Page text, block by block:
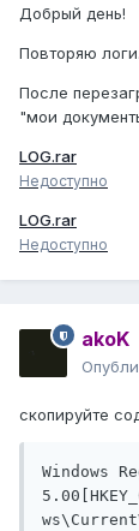
Добрый день!
Повторяю логи.
После
"мои
LOG.rar
Недоступно
LOG.rar
Недоступно
akoK
скопируйте
Windows